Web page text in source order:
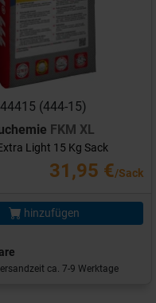
(444-15)
FKM XL
Light 15 Kg Sack
31,95 €/Sack
hinzufügen
ca. 7-9 Werktage